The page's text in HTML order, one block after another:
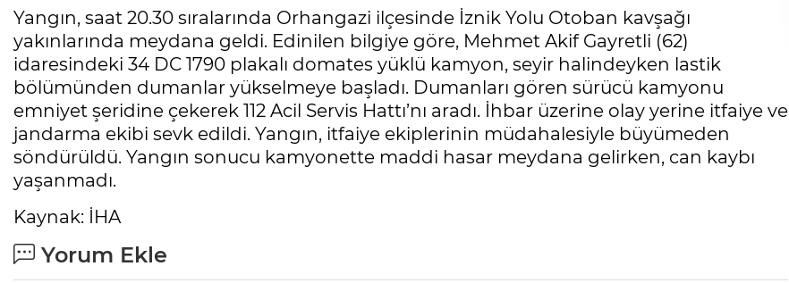
Yangın, saat 20.30 sıralarında Orhangazi ilçesinde İznik Yolu Otoban kavşağı
yakınlarında meydana geldi. Edinilen bilgiye göre, Mehmet Akif Gayretli (62)
idaresindeki 34 DC 1790 plakalı domates yüklü kamyon, seyir halindeyken lastik
bölümünden dumanlar yükselmeye başladı. Dumanları gören sürücü kamyonu
emniyet şeridine çekerek 112 Acil Servis Hattı’nı aradı. İhbar üzerine olay yerine itfaiye ve
jandarma ekibi sevk edildi. Yangın, itfaiye ekiplerinin müdahalesiyle büyümeden
söndürüldü. Yangın sonucu kamyonette maddi hasar meydana gelirken, can kaybı
yaşanmadı.
Kaynak: İHA
Yorum Ekle